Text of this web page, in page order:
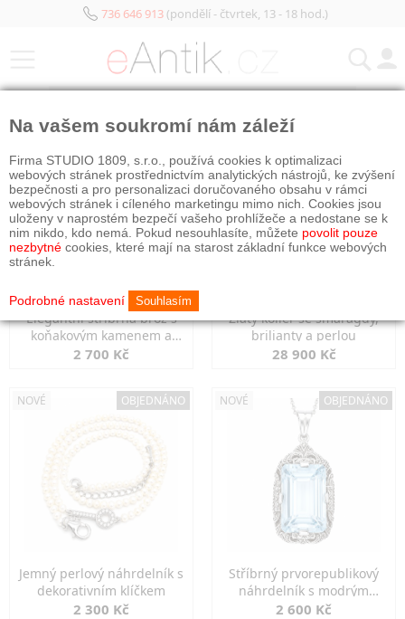
736 646 913(pondělí - čtvrtek, 13 - 18 hod.)
Elegantní stříbrná brož s
koňakovým kamenem a
markazity
2 700 Kč
Zlatý kolier se smaragdy,
brilianty a perlou
28 900 Kč
NOVÉ OBJEDNÁNO
Jemný perlový náhrdelník s
dekorativním klíčkem
2 300 Kč
NOVÉ OBJEDNÁNO
Stříbrný prvorepublikový
náhrdelník s modrým
spinelem
2 600 Kč
Na vašem soukromí nám záleží
Firma STUDIO 1809, s.r.o., používá cookies k optimalizaci
webových stránek prostřednictvím analytických nástrojů, ke zvýšení
bezpečnosti a pro personalizaci doručovaného obsahu v rámci
webových stránek i cíleného marketingu mimo nich. Cookies jsou
uloženy v naprostém bezpečí vašeho prohlížeče a nedostane se k
nim nikdo, kdo nemá. Pokud nesouhlasíte, můžete povolit pouze
nezbytné cookies, které mají na starost základní funkce webových
stránek.
Podrobné nastavení Souhlasím